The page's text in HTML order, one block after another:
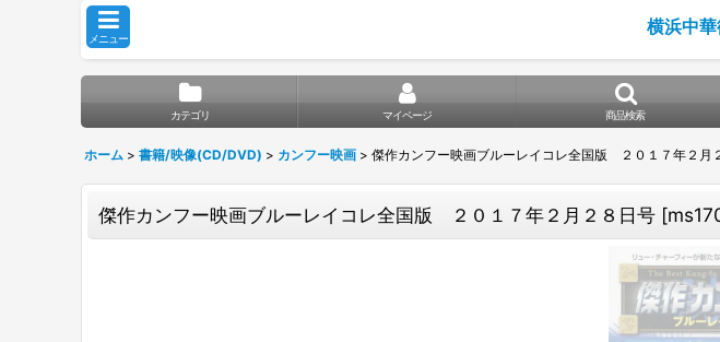
メニュー
横浜中
カテゴリ マイページ 商品検索
ホーム > 書籍/映像(CD/DVD) > カンフー映画 > 傑作カンフー映画ブルーレイコレ全国版 ２０１７年２月
傑作カンフー映画ブルーレイコレ全国版 ２０１７年２月２８日号 [